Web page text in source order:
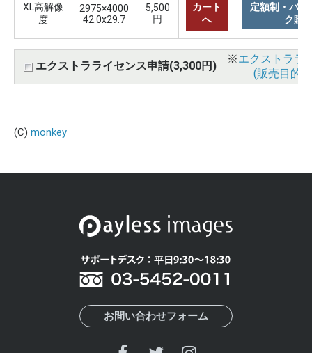
XL高解像
度
2975×4000
42.0x29.7
5,500
円
カート
へ
定額制・バリ
ク購
エクストラライセンス申請(3,300円)
※エクストララ
(販売目的
(C) monkey
お問い合わせフォーム